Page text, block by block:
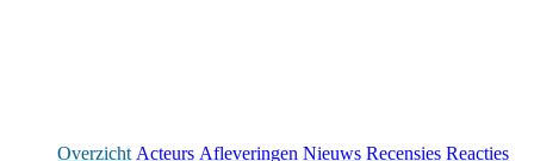
Overzicht Acteurs Afleveringen Nieuws Recensies Reacties